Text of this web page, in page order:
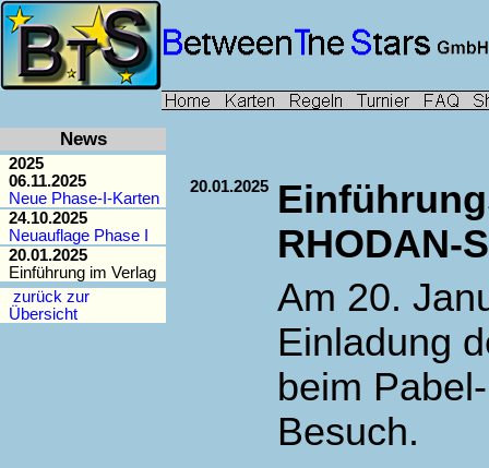
News
2025
06.11.2025
Neue Phase-I-Karten
24.10.2025
Neuauflage Phase I
20.01.2025
Einführung im Verlag
zurück zur
Übersicht
20.01.2025
RHODAN-
Am 20.
Einladung
beim
Besuch.